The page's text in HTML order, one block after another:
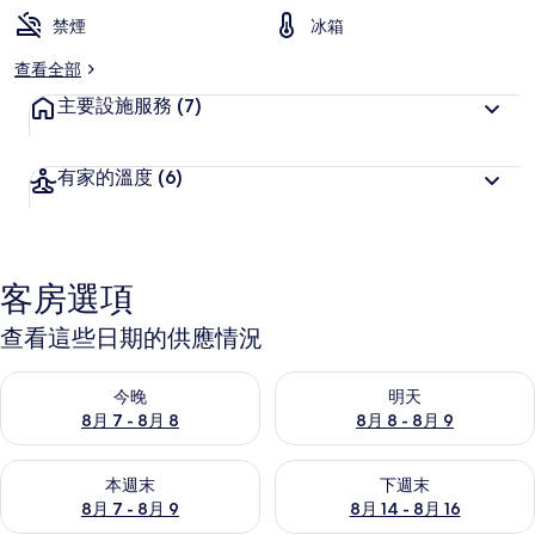
相
片
禁煙
冰箱
查看全部
主要設施服務 (7)
有家的溫度 (6)
客房選項
查看這些日期的供應情況
今晚
8月 7 - 8月 8
查看今晚 (8月 7 - 8月 8) 的供應情況
明天
8月 8 - 8月 9
查看明天 (8月 8 - 8月 9) 的供
本週末
8月 7 - 8月 9
查看本週末 (8月 7 - 8月 9) 的供應情況
下週末
8月 14 - 8月 16
查看下週末 (8月 14 - 8月 16)